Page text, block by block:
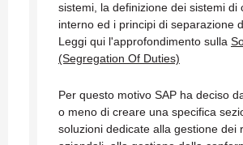
sistemi, la definizione dei sistemi di
interno ed i principi di separazione
Leggi qui l'approfondimento sulla
(Segregation Of Duties)
Per questo motivo SAP ha deciso
o meno di creare una specifica
soluzioni dedicate alla gestione dei